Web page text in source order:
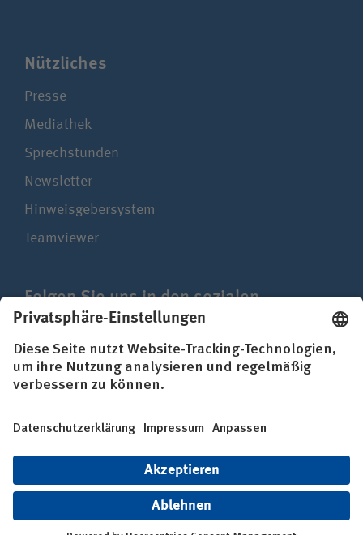
Nützliches
Presse
Mediathek
Sprechstunden
Newsletter
Hinweisgebersystem
Teamviewer
Folgen Sie uns in den sozialen
Netzwerken
Impressum
Datenschutz
Erklärung zur Barrierefreiheit
© BG Kliniken – Klinikverbund der gesetzlichen